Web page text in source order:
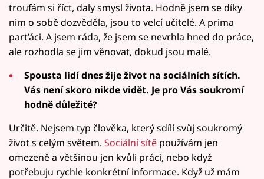
troufám si říct, daly smysl života. Hodně jsem se díky
nim o sobě dozvěděla, jsou to velcí učitelé. A prima
part’áci. A jsem ráda, že jsem se nevrhla hned do práce,
ale rozhodla se jim věnovat, dokud jsou malé.
Spousta lidí dnes žije život na sociálních sítích.
Vás není skoro nikde vidět. Je pro Vás soukromí
hodně důležité?
Určitě. Nejsem typ člověka, který sdílí svůj soukromý
život s celým světem. Sociální sítě používám jen
omezeně a většinou jen kvůli práci, nebo když
potřebuju rychle konkrétní informace. Když už mám